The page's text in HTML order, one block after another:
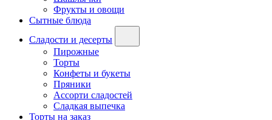
Фрукты и овощи
Сытные блюда
Сладости и десерты
Пирожные
Торты
Конфеты и букеты
Пряники
Ассорти сладостей
Сладкая выпечка
Торты на заказ